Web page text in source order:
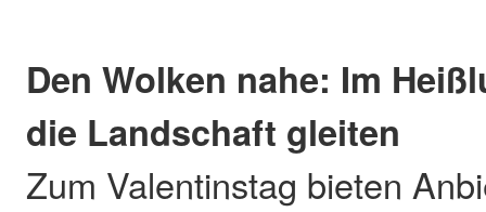
Den Wolken nahe: Im
die Landschaft gleiten
Zum Valentinstag bieten